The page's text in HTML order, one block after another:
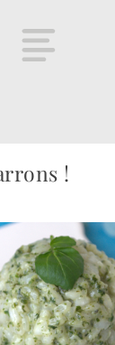
!